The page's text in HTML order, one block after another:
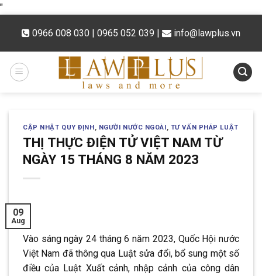
"Skip
content0966 008 030 | 0965 052 039 | info@lawplus.vn
CẬP NHẬT QUY ĐỊNH, NGƯỜI NƯỚC NGOÀI, TƯ VẤN PHÁP LUẬT
THỊ THỰC ĐIỆN TỬ VIỆT NAM TỪ
NGÀY 15 THÁNG 8 NĂM 2023
09
Aug
Vào sáng ngày 24 tháng 6 năm 2023, Quốc Hội nước
Việt Nam đã thông qua Luật sửa đổi, bổ sung một số
điều của Luật Xuất cảnh, nhập cảnh của công dân